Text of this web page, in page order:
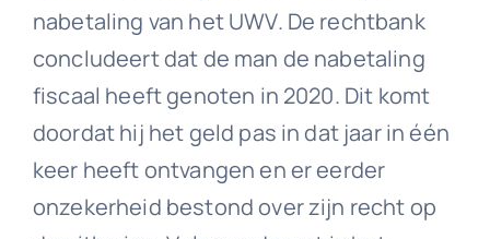
nabetaling van het UWV. De rechtbank
concludeert dat de man de nabetaling
fiscaal heeft genoten in 2020. Dit komt
doordat hij het geld pas in dat jaar in één
keer heeft ontvangen en er eerder
onzekerheid bestond over zijn recht op